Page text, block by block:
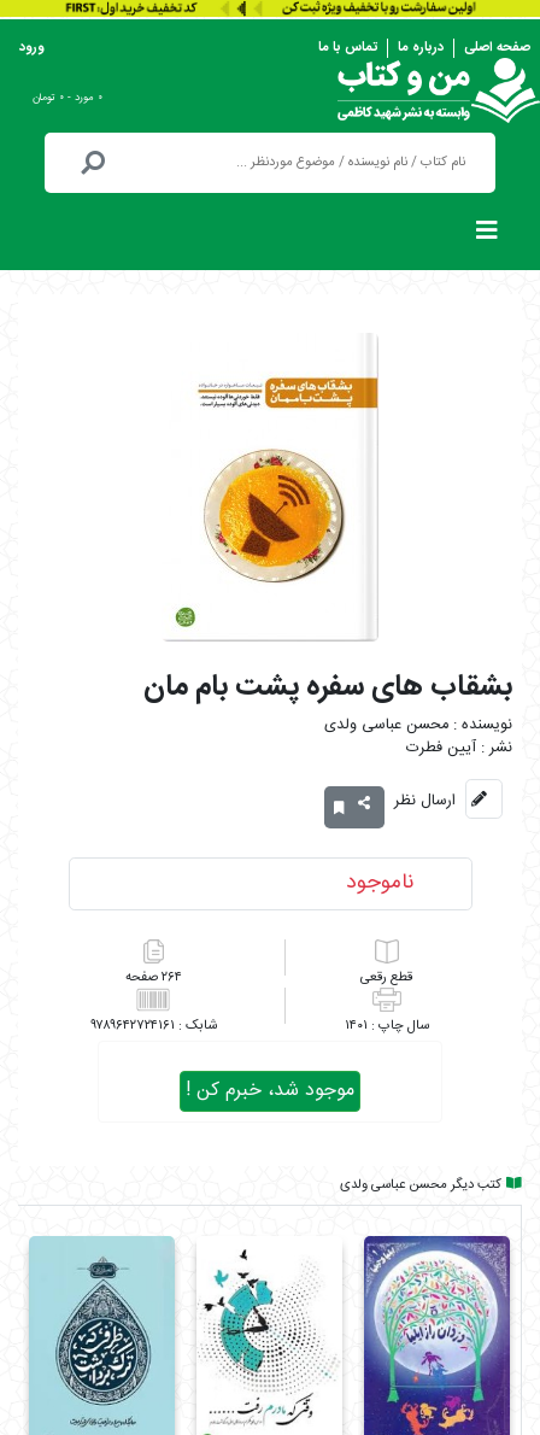
صفحه اصلی درباره ما تماس با ما ورود
۰ مورد - ۰ تومان
بشقاب های سفره پشت بام مان
محسن عباسی ولدی
آیین فطرت
ارسال نظر
ناموجود
رقعی ۲۶۴
۱۴۰۱ ۹۷۸۹۶۴۲۷۲۴۱۶۱
موجود شد، خبرم کن !
کتب دیگر محسن عباسی ولدی